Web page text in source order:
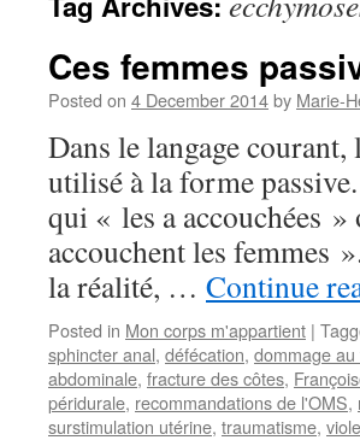
Ces femmes
Posted on 4 December 2014by Marie-
Dans le langage
utilisé à la forme
qui « les a accouchées
accouchent les femmes
la réalité, … Continue
Posted in Mon corps m'appartient |
sphincter anal, défécation, dommage au
abdominale, fracture des côtes,
péridurale, recommandations de l'OMS,
surstimulation utérine, traumatisme,